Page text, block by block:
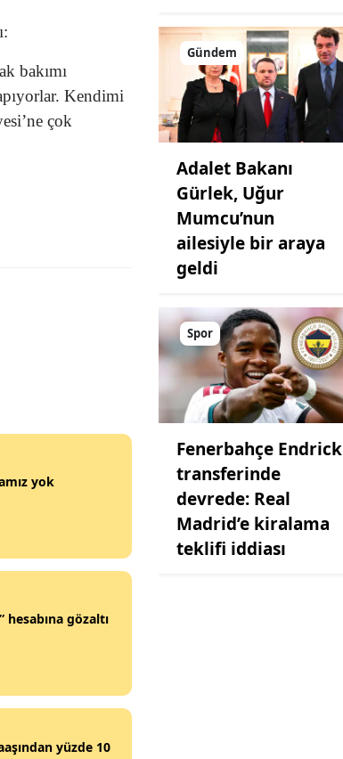
bakımı
Kendimi
çok
yok
hesabına gözaltı
yüzde 10
Gündem
Adalet Bakanı
Gürlek, Uğur
Mumcu’nun
ailesiyle bir araya
geldi
Spor
Fenerbahçe Endrick
transferinde
devrede: Real
Madrid’e kiralama
teklifi iddiası